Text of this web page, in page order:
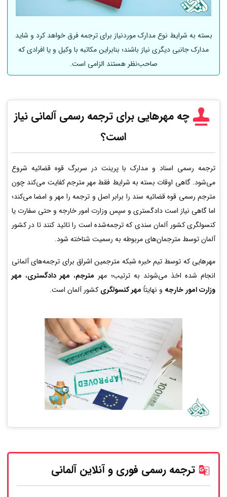
بسته به شرایط نوع مدارک موردنیاز برای ترجمه فرق خواهد کرد و شاید
مدارک جانبی دیگری نیاز باشند؛ بنابراین مکاتبه با وکیل و یا افرادی که
صاحب‌نظر هستند الزامی است.
چه مهرهایی برای ترجمه رسمیآلمانی نیاز
است؟
ترجمه رسمی اسناد و مدارک با پرینت در سربرگ قوه قضائیه شروع
می‌شود. گاهی اوقات بسته به شرایط فقط مهر مترجم کفایت می‌کند چون
مترجم رسمی قوه قضائیه سند را برابر اصل و ترجمه را مهر و امضا می‌کند؛
اما گاهی نیاز است دادگستری و سپس وزارت امور خارجه و حتی سفارت یا
کنسولگری کشور آلمان سندی که ترجمه‌شده است را تائید کنند تا در کشور
آلمان توسط مترجمان‌های مربوطه به رسمیت شناخته شود.
مهرهایی که توسط تیم خبره شبکه مترجمین اشراق برای ترجمه‌های آلمانی
انجام شده اخذ می‌شوند به ترتیب؛ مهر مترجم، مهر دادگستری، مهر
وزارت امور خارجه و نهایتاً مهر کنسولگری کشور آلمان است.
ترجمه رسمی فوری و آنلاینآلمانی